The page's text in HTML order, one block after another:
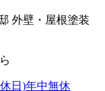
外壁・屋根塗装